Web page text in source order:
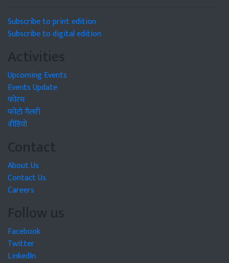
Subscribe to print edition
Subscribe to digital edition
Activities
Upcoming Events
Events Update
फोरम
फोटो गैलरी
वीडियो
Contact
About Us
Contact Us
Careers
Follow us
Facebook
Twitter
LinkedIn